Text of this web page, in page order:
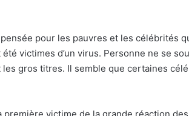
pour les pauvres et les célébrités
victimes d’un virus. Personne ne se
gros titres. Il semble que certaines
première victime de la grande réaction